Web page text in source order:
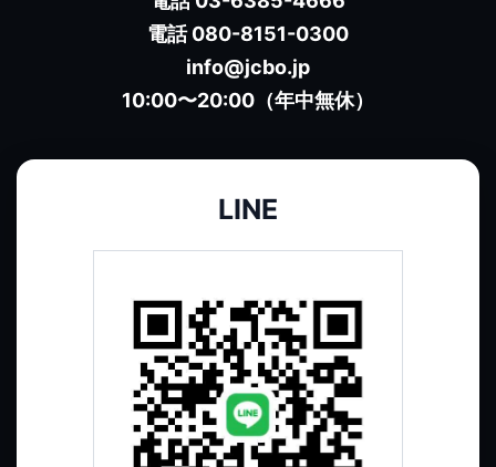
電話 080-8151-0300
info@jcbo.jp
10:00〜20:00（年中無休）
LINE